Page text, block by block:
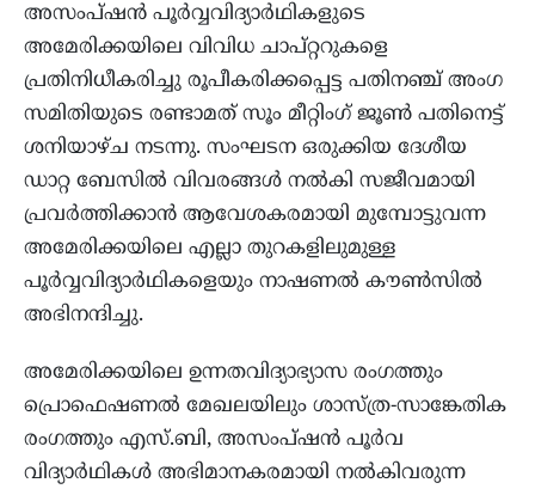
അസംപ്ഷൻ പൂർവ്വവിദ്യാർഥികളുടെ
അമേരിക്കയിലെ വിവിധ ചാപ്റ്ററുകളെ
പ്രതിനിധീകരിച്ചു രൂപീകരിക്കപ്പെട്ട പതിനഞ്ച് അംഗ
സമിതിയുടെ രണ്ടാമത് സൂം മീറ്റിംഗ് ജൂൺ പതിനെട്ട്
ശനിയാഴ്‌ച നടന്നു. സംഘടന ഒരുക്കിയ ദേശീയ
ഡാറ്റ ബേസിൽ വിവരങ്ങൾ നൽകി സജീവമായി
പ്രവർത്തിക്കാൻ ആവേശകരമായി മുമ്പോട്ടുവന്ന
അമേരിക്കയിലെ എല്ലാ തുറകളിലുമുള്ള
പൂർവ്വവിദ്യാർഥികളെയും നാഷണൽ കൗൺസിൽ
അഭിനന്ദിച്ചു.
അമേരിക്കയിലെ ഉന്നതവിദ്യാഭ്യാസ രംഗത്തും
പ്രൊഫെഷണൽ മേഖലയിലും ശാസ്ത്ര-സാങ്കേതിക
രംഗത്തും എസ്.ബി, അസംപ്ഷൻ പൂർവ
വിദ്യാർഥികൾ അഭിമാനകരമായി നൽകിവരുന്ന